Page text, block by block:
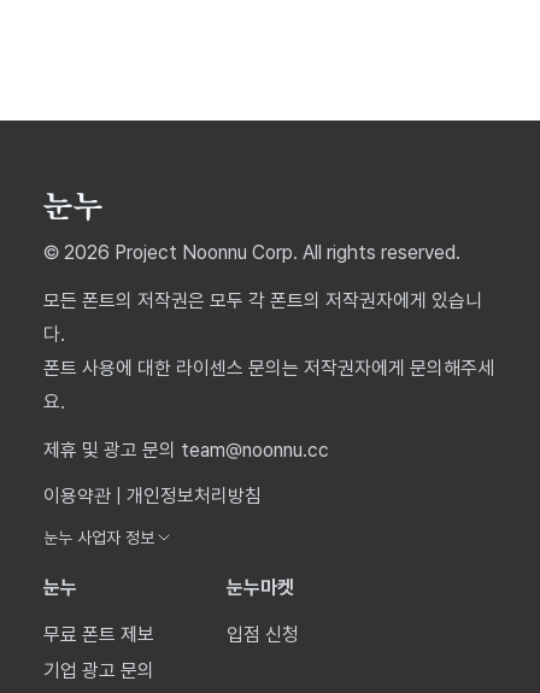
© 2026 Project Noonnu Corp. All rights reserved.
모든 폰트의 저작권은 모두 각 폰트의 저작권자에게 있습니
다.
폰트 사용에 대한 라이센스 문의는 저작권자에게 문의해주세
요.
제휴 및 광고 문의 team@noonnu.cc
이용약관
개인정보처리방침
눈누 사업자 정보
눈누
무료 폰트 제보
기업 광고 문의
눈누마켓
입점 신청